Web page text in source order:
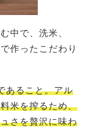
中で、洗米、
作ったこだわり
あること。アル
米を搾るため、
さを贅沢に味わ